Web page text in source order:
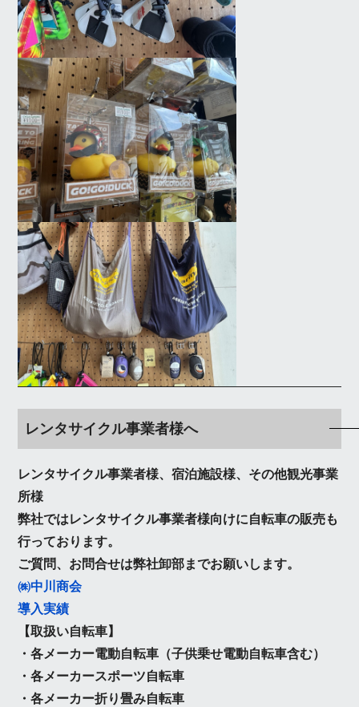
レンタサイクル事業者様へ
レンタサイクル事業者様、宿泊施設様、その他観光事業
所様
弊社ではレンタサイクル事業者様向けに自転車の販売も
行っております。
ご質問、お問合せは弊社卸部までお願いします。
㈱中川商会
導入実績
【取扱い自転車】
・各メーカー電動自転車（子供乗せ電動自転車含む）
・各メーカースポーツ自転車
・各メーカー折り畳み自転車